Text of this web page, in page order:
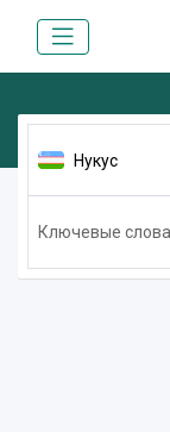
Нукус